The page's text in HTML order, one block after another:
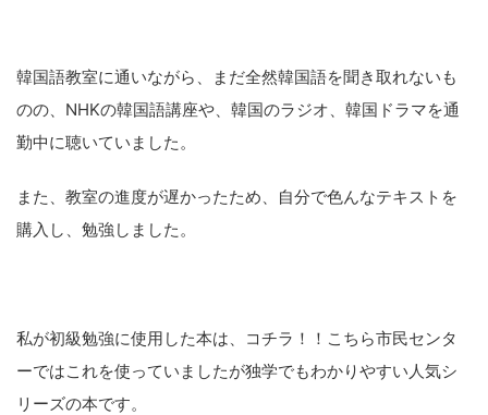
韓国語教室に通いながら、まだ全然韓国語を聞き取れないも
のの、NHKの韓国語講座や、韓国のラジオ、韓国ドラマを通
勤中に聴いていました。
また、教室の進度が遅かったため、自分で色んなテキストを
購入し、勉強しました。
私が初級勉強に使用した本は、コチラ！！こちら市民センタ
ーではこれを使っていましたが独学でもわかりやすい人気シ
リーズの本です。